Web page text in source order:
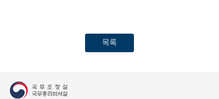
목록